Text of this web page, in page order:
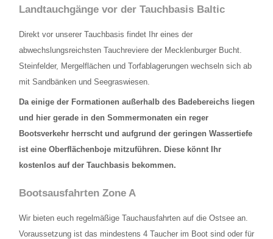
TAUCHCLUB BALTIC
Landtauchgänge in der Ostsee vor der Basis
Steingarten
Schülerboje
Geröllfeld
Landtauchgänge vor der Tauchbasis Baltic
Direkt vor unserer Tauchbasis findet Ihr eines der
abwechslungsreichsten Tauchreviere der Mecklenburger Bucht.
Steinfelder, Mergelflächen und Torfablagerungen wechseln sich ab
mit Sandbänken und Seegraswiesen.
Da einige der Formationen außerhalb des Badebereichs liegen
und hier gerade in den Sommermonaten ein reger
Bootsverkehr herrscht und aufgrund der geringen Wassertiefe
ist eine Oberflächenboje mitzuführen. Diese könnt Ihr
kostenlos auf der Tauchbasis bekommen.
Bootsausfahrten Zone A
Wir bieten euch regelmäßige Tauchausfahrten auf die Ostsee an.
Voraussetzung ist das mindestens 4 Taucher im Boot sind oder für